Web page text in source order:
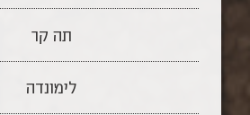
תה קר
לימונדה